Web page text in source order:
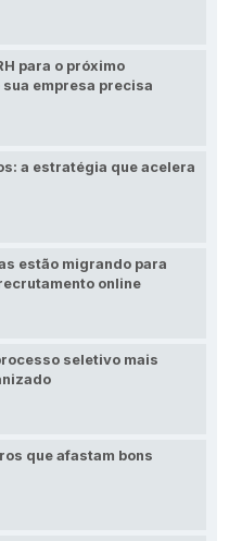
para o próximo
empresa precisa
a estratégia que acelera
estão migrando para
online
seletivo mais
que afastam bons